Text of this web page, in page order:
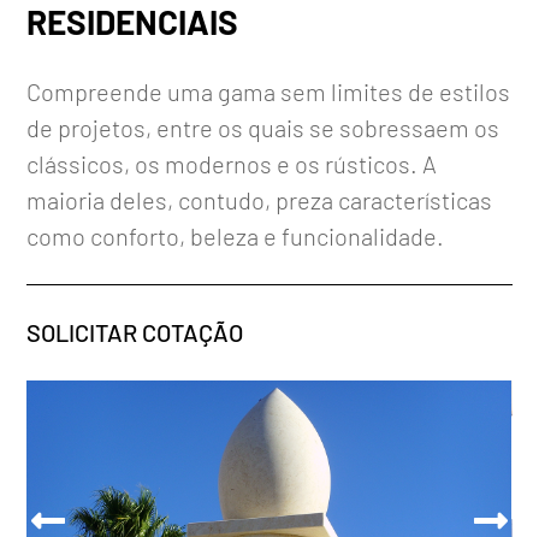
RESIDENCIAIS
Compreende uma gama sem limites de estilos
de projetos, entre os quais se sobressaem os
clássicos, os modernos e os rústicos. A
maioria deles, contudo, preza características
como conforto, beleza e funcionalidade.
SOLICITAR COTAÇÃO